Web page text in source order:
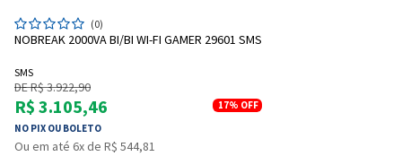
(0)
NOBREAK 2000VA BI/BI WI-FI GAMER 29601 SMS
SMS
DE R$ 3.922,90
R$ 3.105,46
NO PIX OU BOLETO
17% OFF
Ou em até 6x de R$ 544,81